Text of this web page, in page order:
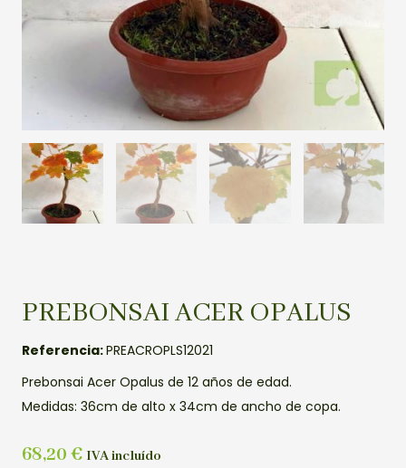
PREBONSAI ACER OPALUS
Referencia:PREACROPLS12021
Prebonsai Acer Opalus de 12 años de edad.
Medidas: 36cm de alto x 34cm de ancho de copa.
68,20 € IVA incluído